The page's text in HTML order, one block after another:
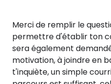
Merci de remplir le
permettre d'établir ton
sera également
motivation, à joindre en
t'inquiète, un simple